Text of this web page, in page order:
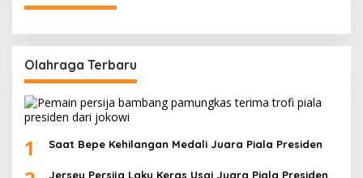
Olahraga Terbaru
1 Saat Bepe Kehilangan Medali Juara Piala Presiden
Jersey Persija Laku Keras Usai Juara Piala Presiden